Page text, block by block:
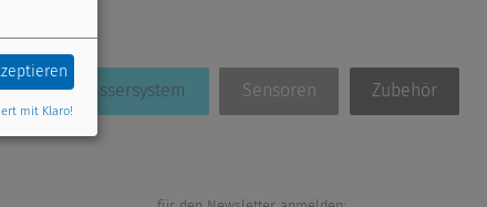
Frischwassersystem Sensoren Zubehör
mit Klaro!